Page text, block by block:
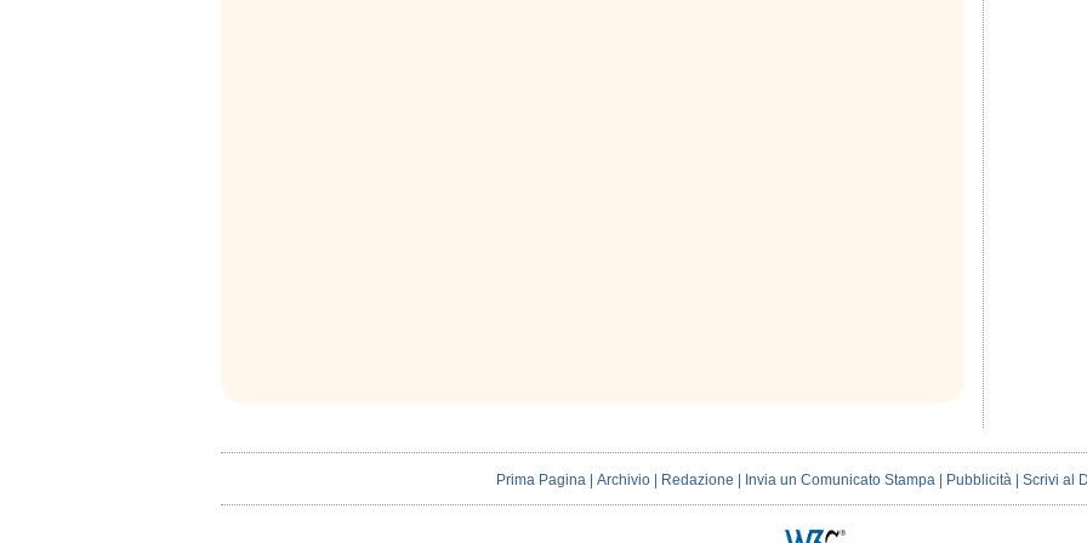
Prima Pagina| Archivio| Redazione Invia un Comunicato Stampa| Pubblicità| Scrivi al